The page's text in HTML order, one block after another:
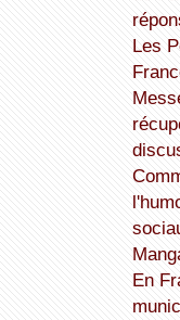
Les Péages à Flux libre en
Messenger : Comment
Comment partager
En France, les élections